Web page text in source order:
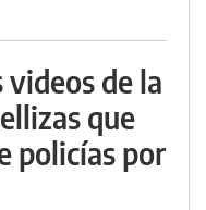
de la
que
policías por